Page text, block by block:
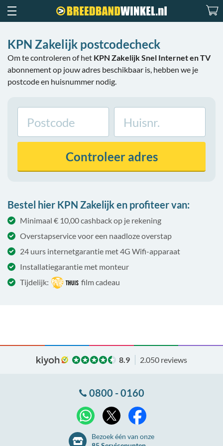
KPN Zakelijk postcodecheck
Om te controleren of het KPN Zakelijk Snel Internet en TV
abonnement op jouw adres beschikbaar is, hebben we je
postcode en huisnummer nodig.
Controleeradres
Bestel hier KPN Zakelijk en profiteer van:
Minimaal € 10,00 cashback op je rekening
Overstapservice voor een naadloze overstap
24 uurs internetgarantie met 4G Wifi-apparaat
Installatiegarantie met monteur
Tijdelijk:
film cadeau
8.9 2.050 reviews
0800 - 0160
WhatsApp
Bezoek één van onze